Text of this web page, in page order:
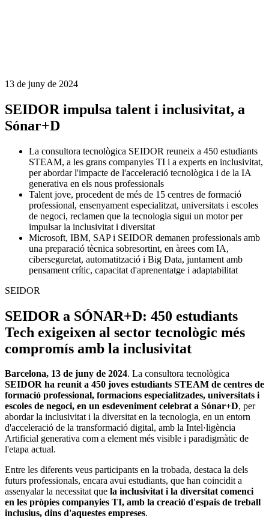
13 de juny de 2024
SEIDOR impulsa talent i inclusivitat, a
Sónar+D
La consultora tecnològica SEIDOR reuneix a 450 estudiants
STEAM, a les grans companyies TI i a experts en inclusivitat,
per abordar l'impacte de l'acceleració tecnològica i de la IA
generativa en els nous professionals
Talent jove, procedent de més de 15 centres de formació
professional, ensenyament especialitzat, universitats i escoles
de negoci, reclamen que la tecnologia sigui un motor per
impulsar la inclusivitat i diversitat
Microsoft, IBM, SAP i SEIDOR demanen professionals amb
una preparació tècnica sobresortint, en àrees com IA,
ciberseguretat, automatització i Big Data, juntament amb
pensament crític, capacitat d'aprenentatge i adaptabilitat
SEIDOR
SEIDOR a SÓNAR+D: 450 estudiants
Tech exigeixen al sector tecnològic més
compromís amb la inclusivitat
Barcelona, 13 de juny de 2024. La consultora tecnològica
SEIDOR ha reunit a 450 joves estudiants STEAM de centres de
formació professional, formacions especialitzades, universitats i
escoles de negoci, en un esdeveniment celebrat a Sónar+D, per
abordar la inclusivitat i la diversitat en la tecnologia, en un entorn
d'acceleració de la transformació digital, amb la Intel·ligència
Artificial generativa com a element més visible i paradigmàtic de
l'etapa actual.
Entre les diferents veus participants en la trobada, destaca la dels
futurs professionals, encara avui estudiants, que han coincidit a
assenyalar la necessitat que la inclusivitat i la diversitat comenci
en les pròpies companyies TI, amb la creació d'espais de treball
inclusius, dins d'aquestes empreses.